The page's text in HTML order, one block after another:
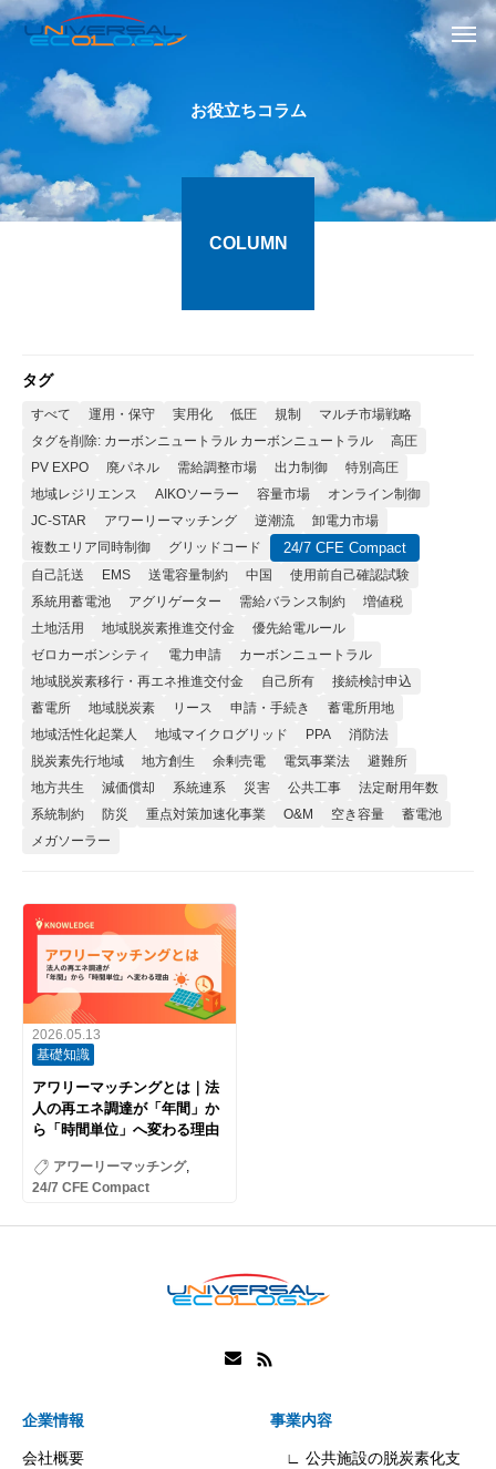
お役立ちコラム
COLUMN
タグ
すべて 運用・保守 実用化 低圧 規制
マルチ市場戦略
タグを削除: カーボンニュートラル カーボンニュートラル
高圧
PV EXPO
廃パネル 需給調整市場 出力制御
特別高圧
地域レジリエンス
AIKOソーラー 容量市場
オンライン制御
JC-STAR
アワーリーマッチング 逆潮流
卸電力市場
複数エリア同時制御
グリッドコード 24/7 CFE Compact
自己託送 EMS 送電容量制約 中国
使用前自己確認試験
系統用蓄電池
アグリゲーター 需給バランス制約
増値税
土地活用
地域脱炭素推進交付金
優先給電ルール
ゼロカーボンシティ
電力申請
カーボンニュートラル
地域脱炭素移行・再エネ推進交付金
自己所有
接続検討申込
蓄電所
地域脱炭素 リース 申請・手続き
蓄電所用地
地域活性化起業人
地域マイクログリッド PPA
消防法
脱炭素先行地域
地方創生 余剰売電 電気事業法
避難所
地方共生
減価償却 系統連系 災害 公共工事
法定耐用年数
系統制約
防災 重点対策加速化事業 O&M 空き容量
蓄電池
メガソーラー
2026.05.13
基礎知識
アワリーマッチングとは｜法
人の再エネ調達が「年間」か
ら「時間単位」へ変わる理由
アワーリーマッチング,
24/7 CFE Compact
企業情報
会社概要
事業内容
∟ 公共施設の脱炭素化支